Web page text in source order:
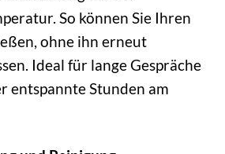
So können Sie Ihren
ohne ihn erneut
Ideal für lange Gespräche
entspannte Stunden am